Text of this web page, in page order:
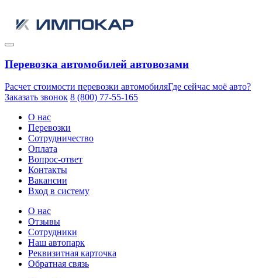
Перевозка автомобилей автовозами
Расчет стоимости перевозки автомобиляГде сейчас моё авто?
Заказать звонок 8 (800) 77-55-165
О нас
Перевозки
Сотрудничество
Оплата
Вопрос-ответ
Контакты
Вакансии
Вход в систему
О нас
Отзывы
Сотрудники
Наш автопарк
Реквизитная карточка
Обратная связь